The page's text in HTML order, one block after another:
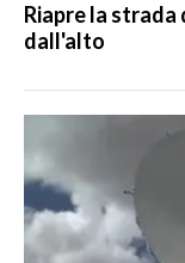
Riapre la strada
dall'alto